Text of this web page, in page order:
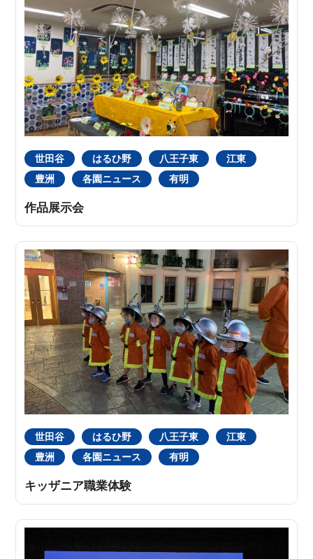
世田谷 はるひ野 八王子東
江東
豊洲
各園ニュース 有明
作品展示会
世田谷 はるひ野 八王子東
江東
豊洲
各園ニュース 有明
キッザニア職業体験